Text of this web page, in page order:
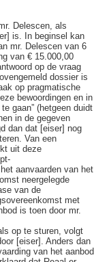
Delescen, als
is. In beginsel kan
mr. Delescen van 6
van € 15.000,00
op de vraag
dossier is
op pragmatische
bewoordingen en in
gaan” (hetgeen duidt
in de gegeven
dan dat [eiser] nog
Van een
uit deze
aanvaarden van het
neergelegde
van de
met
is toen door mr.
op te sturen, volgt
[eiser]. Anders dan
van het aanbod